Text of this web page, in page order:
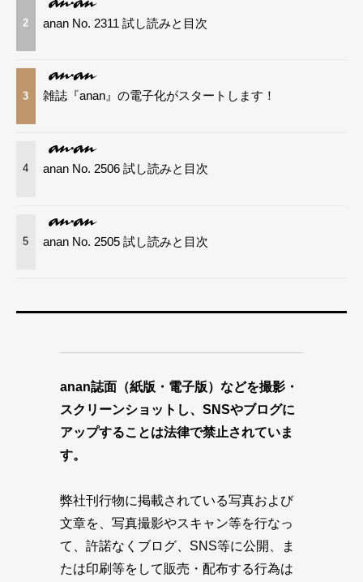
2 anan No. 2311 試し読みと目次
3 雑誌『anan』の電子化がスタートします！
4 anan No. 2506 試し読みと目次
5 anan No. 2505 試し読みと目次
anan誌面（紙版・電子版）などを撮影・
スクリーンショットし、SNSやブログに
アップすることは法律で禁止されていま
す。
弊社刊行物に掲載されている写真および
文章を、写真撮影やスキャン等を行なっ
て、許諾なくブログ、SNS等に公開、ま
たは印刷等をして販売・配布する行為は